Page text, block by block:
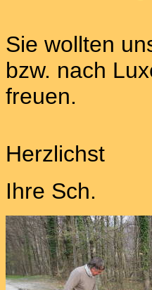
Sie wollten
bzw. nach
freuen.
Herzlichst
Ihre Sch.